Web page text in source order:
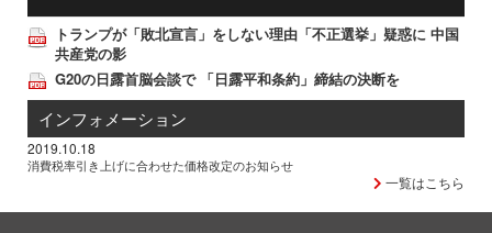
トランプが「敗北宣言」をしない理由「不正選挙」疑惑に 中国
共産党の影
G20の日露首脳会談で 「日露平和条約」締結の決断を
インフォメーション
2019.10.18
消費税率引き上げに合わせた価格改定のお知らせ
一覧はこちら